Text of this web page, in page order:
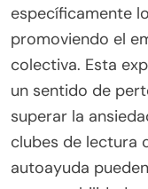
específicamente
promoviendo el
colectiva. Esta
un sentido de
superar la
clubes de lectura
autoayuda